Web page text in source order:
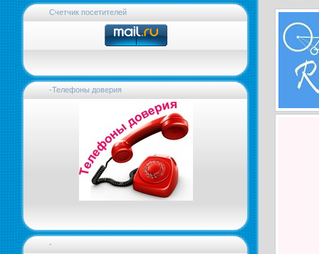
Счетчик посетителей
-Телефоны доверия
-